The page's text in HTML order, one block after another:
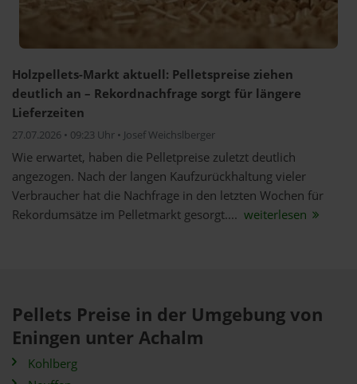
Holzpellets-Markt aktuell: Pelletspreise ziehen
deutlich an – Rekordnachfrage sorgt für längere
Lieferzeiten
27.07.2026 • 09:23 Uhr • Josef Weichslberger
Wie erwartet, haben die Pelletpreise zuletzt deutlich
angezogen. Nach der langen Kaufzurückhaltung vieler
Verbraucher hat die Nachfrage in den letzten Wochen für
Rekordumsätze im Pelletmarkt gesorgt.... weiterlesen
Pellets Preise in der Umgebung von
Eningen unter Achalm
Kohlberg